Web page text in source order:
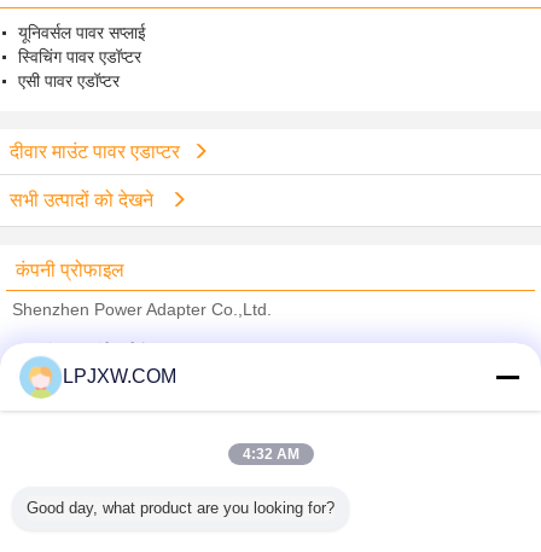
यूनिवर्सल पावर सप्लाई
स्विचिंग पावर एडॉप्टर
एसी पावर एडॉप्टर
दीवार माउंट पावर एडाप्टर
सभी उत्पादों को देखने
कंपनी प्रोफाइल
Shenzhen Power Adapter Co.,Ltd.
Trust Seal
Verified Suplier
सभी उत्पाद
LPJXW.COM
4:32 AM
Good day, what product are you looking for?